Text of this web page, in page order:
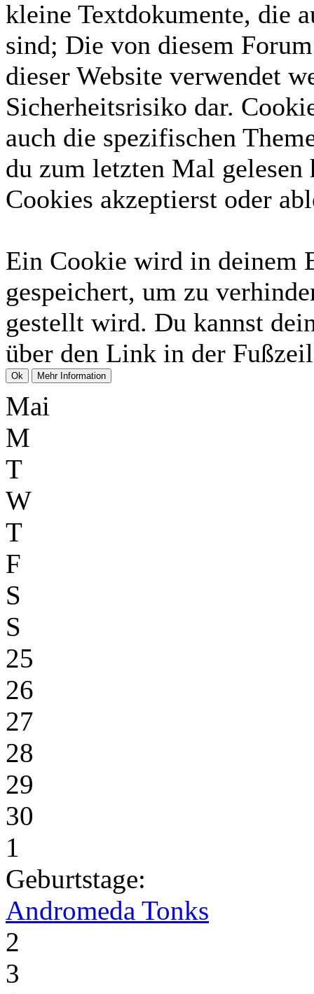
kleine Textdokumente, die
sind; Die von diesem
dieser Website verwendet
Sicherheitsrisiko dar.
auch die spezifischen
du zum letzten Mal gelesen
Cookies akzeptierst oder
Ein Cookie wird in deinem
gespeichert, um zu
gestellt wird. Du kannst
über den Link in der
Mai
M
T
W
T
F
S
S
25
26
27
28
29
30
1
Geburtstage:
Andromeda Tonks
2
3